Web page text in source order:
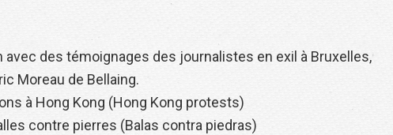
avec des témoignages des journalistes en exil à Bruxelles,
Moreau de Bellaing.
à Hong Kong (Hong Kong protests)
contre pierres (Balas contra piedras)